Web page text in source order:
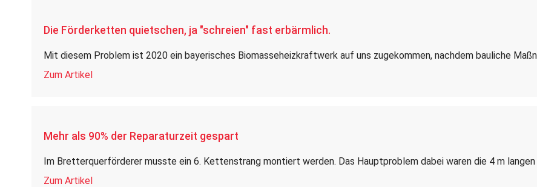
Die Förderketten quietschen, ja "schreien" fast erbärmlich.
Mit diesem Problem ist 2020 ein bayerisches Biomasseheizkraftwerk auf uns zugekommen, nachdem bauliche
Zum Artikel
Mehr als 90% der Reparaturzeit gespart
Im Bretterquerförderer musste ein 6. Kettenstrang montiert werden. Das Hauptproblem dabei waren die 4 m langen
Zum Artikel